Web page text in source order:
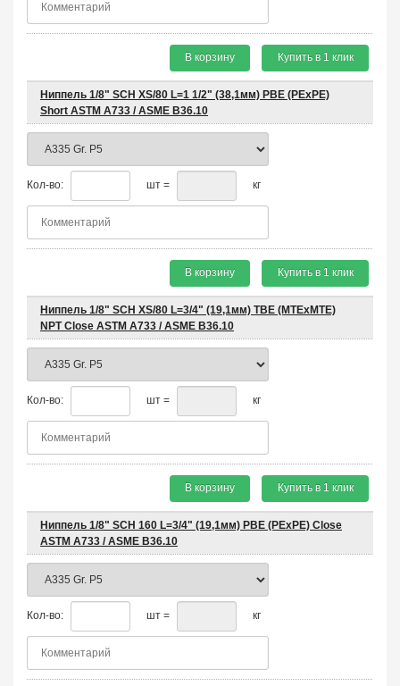
В корзину Купить в 1 клик
Ниппель 1/8" SCH XS/80 L=1 1/2" (38,1мм) PBE (PEхPE)
Short ASTM A733 / ASME B36.10
Кол-во: шт = кг
В корзину Купить в 1 клик
Ниппель 1/8" SCH XS/80 L=3/4" (19,1мм) TBE (MTEхMTE)
NPT Close ASTM A733 / ASME B36.10
Кол-во: шт = кг
В корзину Купить в 1 клик
Ниппель 1/8" SCH 160 L=3/4" (19,1мм) PBE (PEхPE) Close
ASTM A733 / ASME B36.10
Кол-во: шт = кг